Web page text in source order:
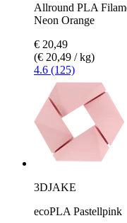
Allround PLA
Neon Orange
€ 20,49
(€ 20,49 / kg)
4.6 (125)
3DJAKE
ecoPLA Pastellpink